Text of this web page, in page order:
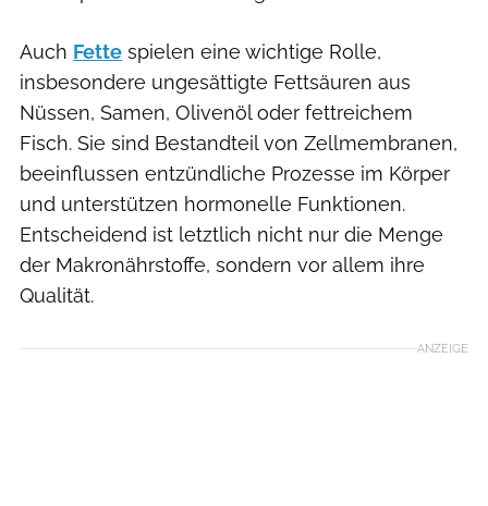
Auch Fette spielen eine wichtige Rolle,
insbesondere ungesättigte Fettsäuren aus
Nüssen, Samen, Olivenöl oder fettreichem
Fisch. Sie sind Bestandteil von Zellmembranen,
beeinflussen entzündliche Prozesse im Körper
und unterstützen hormonelle Funktionen.
Entscheidend ist letztlich nicht nur die Menge
der Makronährstoffe, sondern vor allem ihre
Qualität.
ANZEIGE